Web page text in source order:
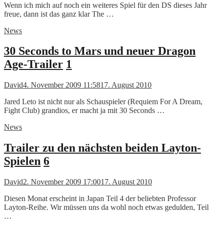
Wenn ich mich auf noch ein weiteres Spiel für den DS dieses Jahr
freue, dann ist das ganz klar The …
News
30 Seconds to Mars und neuer Dragon
Age-Trailer 1
David4. November 2009 11:5817. August 2010
Jared Leto ist nicht nur als Schauspieler (Requiem For A Dream,
Fight Club) grandios, er macht ja mit 30 Seconds …
News
Trailer zu den nächsten beiden Layton-
Spielen 6
David2. November 2009 17:0017. August 2010
Diesen Monat erscheint in Japan Teil 4 der beliebten Professor
Layton-Reihe. Wir müssen uns da wohl noch etwas gedulden, Teil
…